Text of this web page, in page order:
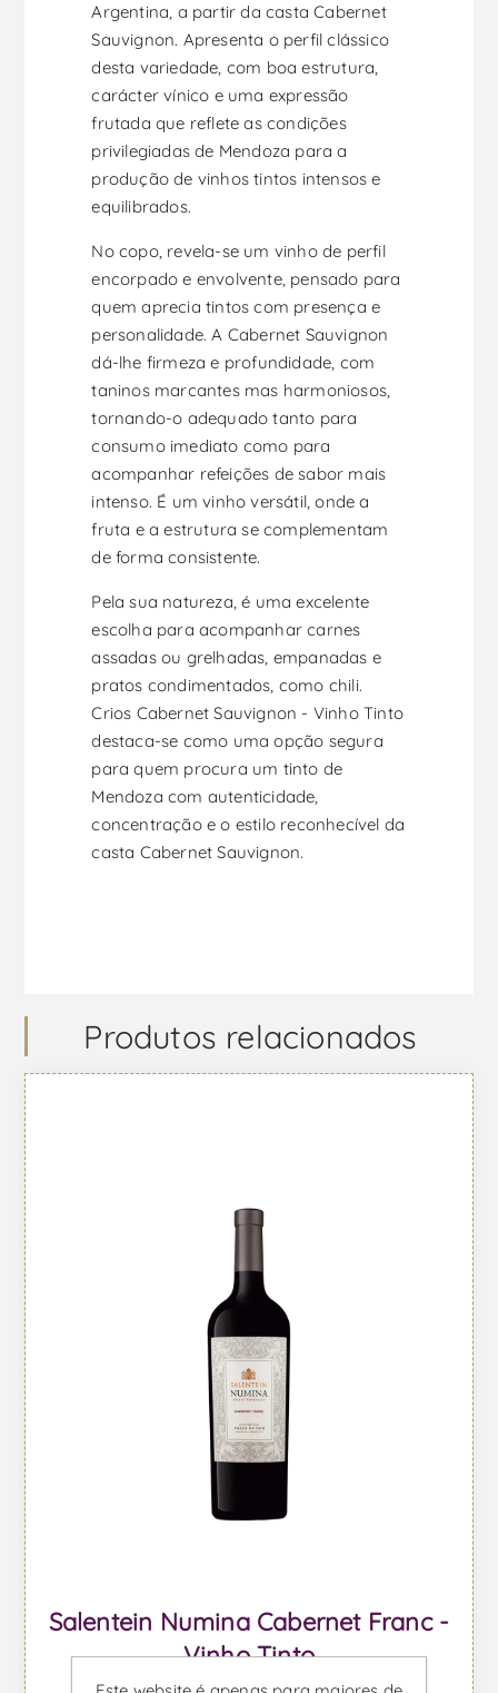
Argentina, a partir da casta Cabernet
Sauvignon. Apresenta o perfil clássico
desta variedade, com boa estrutura,
carácter vínico e uma expressão
frutada que reflete as condições
privilegiadas de Mendoza para a
produção de vinhos tintos intensos e
equilibrados.
No copo, revela-se um vinho de perfil
encorpado e envolvente, pensado para
quem aprecia tintos com presença e
personalidade. A Cabernet Sauvignon
dá-lhe firmeza e profundidade, com
taninos marcantes mas harmoniosos,
tornando-o adequado tanto para
consumo imediato como para
acompanhar refeições de sabor mais
intenso. É um vinho versátil, onde a
fruta e a estrutura se complementam
de forma consistente.
Pela sua natureza, é uma excelente
escolha para acompanhar carnes
assadas ou grelhadas, empanadas e
pratos condimentados, como chili.
Crios Cabernet Sauvignon - Vinho Tinto
destaca-se como uma opção segura
para quem procura um tinto de
Mendoza com autenticidade,
concentração e o estilo reconhecível da
casta Cabernet Sauvignon.
Produtos relacionados
Salentein Numina Cabernet Franc -
Vinho Tinto